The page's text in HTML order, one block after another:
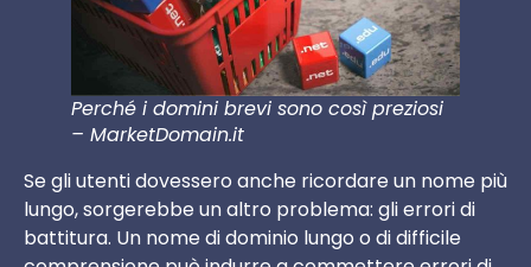
Perché i domini brevi sono così preziosi
– MarketDomain.it
Se gli utenti dovessero anche ricordare un nome più
lungo, sorgerebbe un altro problema: gli errori di
battitura. Un nome di dominio lungo o di difficile